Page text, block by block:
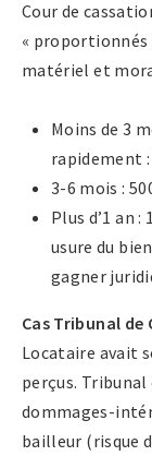
Cour de
« proportionnés
matériel et
Moins de 3
rapidement :
3-6 mois :
Plus d’1 an
usure du
gagner
Cas Tribunal de
Locataire avait
perçus.
dommages-
bailleur (risque